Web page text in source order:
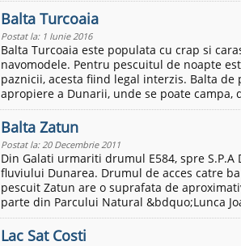
Balta Turcoaia
Postat la: 1 Iunie 2016
Balta Turcoaia este populata cu crap si
navomodele. Pentru pescuitul de noapte
paznicii, acesta fiind legal interzis. Balta
apropiere a Dunarii, unde se poate campa,
Balta Zatun
Postat la: 20 Decembrie 2011
Din Galati urmariti drumul E584, spre
fluviului Dunarea. Drumul de acces catre
pescuit Zatun are o suprafata de
parte din Parcului Natural &bdquo;Lunca
Lac Sat Costi